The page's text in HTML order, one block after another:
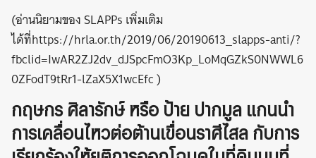
(อ่านนิยามของ SLAPPs เพิ่มเติม
ได้ที่https://hrla.or.th/2019/06/20190613_slapps-anti/?
fbclid=IwAR2ZJ2dv_dJSpcFmO3Kp_LoMqGZkS0NWWL6
0ZFodT9tRr1-lZaX5X1wcEfc )
กฤษกร ศิลารักษ์ หรือ ป้าย ปากมูล แกนนำ
การเคลื่อนไหวต่อต้านเขื่อนราศีไสล กับการ